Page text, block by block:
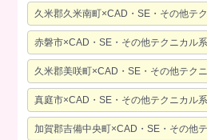
久米郡久米南町×CAD・SE・その他テ
赤磐市×CAD・SE・その他テクニカル系
久米郡美咲町×CAD・SE・その他テク
真庭市×CAD・SE・その他テクニカル系
加賀郡吉備中央町×CAD・SE・その他